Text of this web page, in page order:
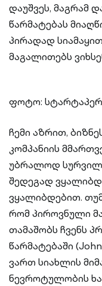
დაუშვეს, მაგრამ
წარმატებას
პირადად
მაგალითებს
ფოტო:
ჩემი აზრით,
კომპანიის
უბრალოდ
შედეგად
ვყალიბდებით.
რომ პიროვნული
თამაშობს ჩვენს
წარმატებაში
ვართ სიახლის
ნევროტულობის